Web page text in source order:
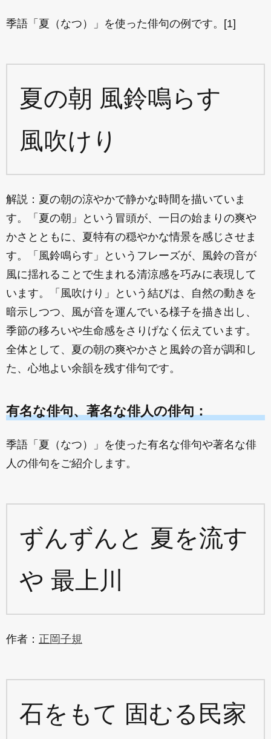
季語「夏（なつ）」を使った俳句の例です。[1]
夏の朝 風鈴鳴らす
風吹けり
解説：夏の朝の涼やかで静かな時間を描いていま
す。「夏の朝」という冒頭が、一日の始まりの爽や
かさとともに、夏特有の穏やかな情景を感じさせま
す。「風鈴鳴らす」というフレーズが、風鈴の音が
風に揺れることで生まれる清涼感を巧みに表現して
います。「風吹けり」という結びは、自然の動きを
暗示しつつ、風が音を運んでいる様子を描き出し、
季節の移ろいや生命感をさりげなく伝えています。
全体として、夏の朝の爽やかさと風鈴の音が調和し
た、心地よい余韻を残す俳句です。
有名な俳句、著名な俳人の俳句：
季語「夏（なつ）」を使った有名な俳句や著名な俳
人の俳句をご紹介します。
ずんずんと 夏を流す
や 最上川
作者： 正岡子規
石をもて 固むる民家